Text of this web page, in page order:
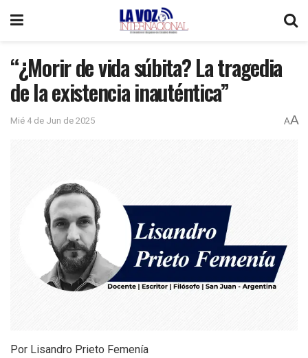
“¿Morir de vida súbita? La tragedia
de la existencia inauténtica”
Mié 4 de Jun de 2025 AA
Por Lisandro Prieto Femenía